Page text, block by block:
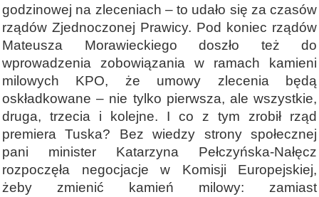
godzinowej na zleceniach – to udało się za czasów
rządów Zjednoczonej Prawicy. Pod koniec rządów
Mateusza Morawieckiego doszło też do
wprowadzenia zobowiązania w ramach kamieni
milowych KPO, że umowy zlecenia będą
oskładkowane – nie tylko pierwsza, ale wszystkie,
druga, trzecia i kolejne. I co z tym zrobił rząd
premiera Tuska? Bez wiedzy strony społecznej
pani minister Katarzyna Pełczyńska-Nałęcz
rozpoczęła negocjacje w Komisji Europejskiej,
żeby zmienić kamień milowy: zamiast